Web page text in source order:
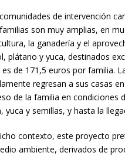
de intervención
son muy amplias, en
la ganadería y el
plátano y yuca, destinados
de 171,5 euros por familia.
regresan a sus casas
de la familia en condiciones
yuca y semillas, y hasta la
contexto, este proyecto
ambiente, derivados de